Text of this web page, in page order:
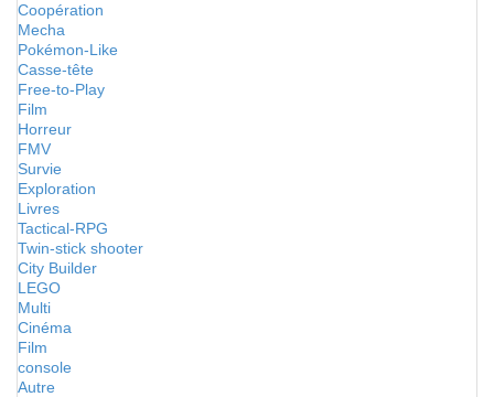
Coopération
Mecha
Pokémon-Like
Casse-tête
Free-to-Play
Film
Horreur
FMV
Survie
Exploration
Livres
Tactical-RPG
Twin-stick shooter
City Builder
LEGO
Multi
Cinéma
Film
console
Autre